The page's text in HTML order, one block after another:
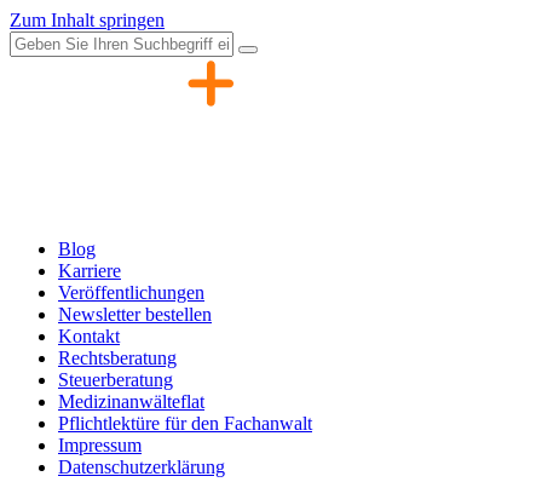
Zum Inhalt springen
Blog
Karriere
Veröffentlichungen
Newsletter bestellen
Kontakt
Rechtsberatung
Steuerberatung
Medizinanwälteflat
Pflichtlektüre für den Fachanwalt
Impressum
Datenschutzerklärung